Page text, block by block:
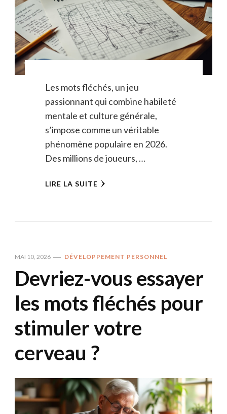
Les mots fléchés, un jeu
passionnant qui combine habileté
mentale et culture générale,
s’impose comme un véritable
phénomène populaire en 2026.
Des millions de joueurs, …
LIRE LA SUITE
MAI 10, 2026 DÉVELOPPEMENT PERSONNEL
Devriez-vous essayer
les mots fléchés pour
stimuler votre
cerveau ?